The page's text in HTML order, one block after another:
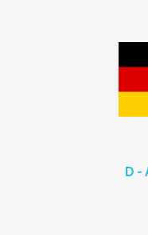
D -